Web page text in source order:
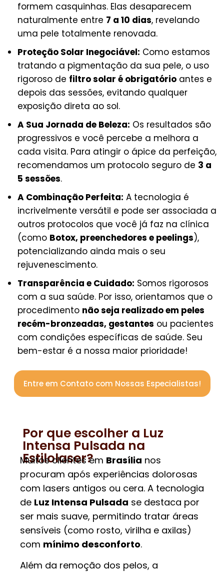
formem casquinhas. Elas desaparecem
naturalmente entre 7 a 10 dias, revelando
uma pele totalmente renovada.
Proteção Solar Inegociável: Como estamos
tratando a pigmentação da sua pele, o uso
rigoroso de filtro solar é obrigatório antes e
depois das sessões, evitando qualquer
exposição direta ao sol.
A Sua Jornada de Beleza: Os resultados são
progressivos e você percebe a melhora a
cada visita. Para atingir o ápice da perfeição,
recomendamos um protocolo seguro de 3 a
5 sessões.
A Combinação Perfeita: A tecnologia é
incrivelmente versátil e pode ser associada a
outros protocolos que você já faz na clínica
(como Botox, preenchedores e peelings),
potencializando ainda mais o seu
rejuvenescimento.
Transparência e Cuidado: Somos rigorosos
com a sua saúde. Por isso, orientamos que o
procedimento não seja realizado em peles
recém-bronzeadas, gestantes ou pacientes
com condições específicas de saúde. Seu
bem-estar é a nossa maior prioridade!
Entre em Contato com Nossas Especialistas!
Por que escolher a Luz
Intensa Pulsada na
Estilolaser?
Muitos clientes em Brasília nos
procuram após experiências dolorosas
com lasers antigos ou cera. A tecnologia
de Luz Intensa Pulsada se destaca por
ser mais suave, permitindo tratar áreas
sensíveis (como rosto, virilha e axilas)
com mínimo desconforto.
Além da remoção dos pelos, a